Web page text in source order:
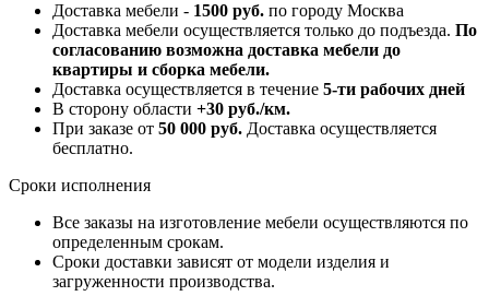
Доставка мебели - 1500 руб. по городу Москва
Доставка мебели осуществляется только до подъезда. По
согласованию возможна доставка мебели до
квартиры и сборка мебели.
Доставка осуществляется в течение 5-ти рабочих дней
В сторону области +30 руб./км.
При заказе от 50 000 руб. Доставка осуществляется
бесплатно.
Сроки исполнения
Все заказы на изготовление мебели осуществляются по
определенным срокам.
Сроки доставки зависят от модели изделия и
загруженности производства.